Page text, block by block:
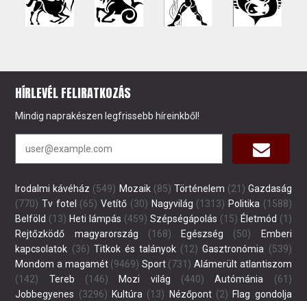
HÍRLEVÉL FELIRATKOZÁS
Mindig naprakészen legfrissebb híreinkből!
Irodalmi kávéház (549) Mozaik(85) Történelem (21) Gazdaság
(770) Tv fotel (65) Vetítő (30) Nagyvilág (1313) Politika (1588)
Belföld (13) Heti lámpás (459) Szépségápolás (15) Életmód (1)
Rejtőzködő magyarország (168) Egészség (50)
Emberi
kapcsolatok (36) Titkok és talányok (12) Gasztronómia (539)
Mondom a magamét(9469) Sport(731) Alámerült atlantiszom
(142)
Tereb (146) Mozi világ (440) Autómánia (61)
Jobbegyenes (3296) Kultúra (13) Nézőpont(2) Flag gondolja